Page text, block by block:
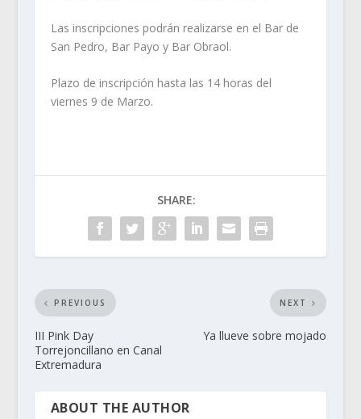
Las inscripciones podrán realizarse en el Bar de
San Pedro, Bar Payo y Bar Obraol.
Plazo de inscripción hasta las 14 horas del
viernes 9 de Marzo.
SHARE:
PREVIOUS
III Pink Day
Torrejoncillano en Canal
Extremadura
NEXT
Ya llueve sobre mojado
ABOUT THE AUTHOR